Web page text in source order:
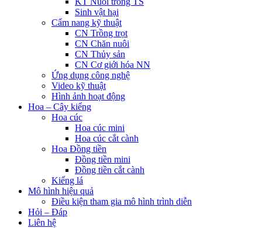
Sinh vật hại
Cẩm nang kỹ thuật
CN Trồng trọt
CN Chăn nuôi
CN Thủy sản
CN Cơ giới hóa NN
Ứng dụng công nghệ
Video kỹ thuật
Hình ảnh hoạt động
Hoa – Cây kiểng
Hoa cúc
Hoa cúc mini
Hoa cúc cắt cành
Hoa Đồng tiền
Đồng tiền mini
Đồng tiền cắt cành
Kiểng lá
Mô hình hiệu quả
Điều kiện tham gia mô hình trình diễn
Hỏi – Đáp
Liên hệ